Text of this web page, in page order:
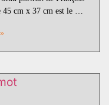
45 cm x 37 cm est le …